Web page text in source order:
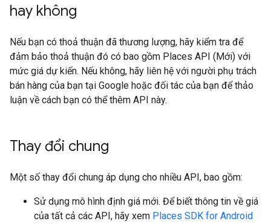
hay không
Nếu bạn có thoả thuận đã thương lượng, hãy kiểm tra để
đảm bảo thoả thuận đó có bao gồm Places API (Mới) với
mức giá dự kiến. Nếu không, hãy liên hệ với người phụ trách
bán hàng của bạn tại Google hoặc đối tác của bạn để thảo
luận về cách bạn có thể thêm API này.
Thay đổi chung
Một số thay đổi chung áp dụng cho nhiều API, bao gồm:
Sử dụng mô hình định giá mới. Để biết thông tin về giá
của tất cả các API, hãy xem Places SDK for Android